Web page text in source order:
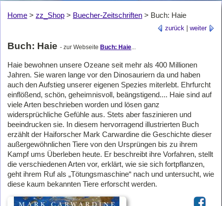
Home > zz_Shop > Buecher-Zeitschriften > Buch: Haie
zurück | weiter
Buch: Haie - zur Webseite Buch: Haie...
Haie bewohnen unsere Ozeane seit mehr als 400 Millionen
Jahren. Sie waren lange vor den Dinosauriern da und haben
auch den Aufstieg unserer eigenen Spezies miterlebt. Ehrfurcht
einflößend, schön, geheimnisvoll, beängstigend.... Haie sind auf
viele Arten beschrieben worden und lösen ganz
widersprüchliche Gefühle aus. Stets aber faszinieren und
beeindrucken sie. In diesem hervorragend illustrierten Buch
erzählt der Haiforscher Mark Carwardine die Geschichte dieser
außergewöhnlichen Tiere von den Ursprüngen bis zu ihrem
Kampf ums Überleben heute. Er beschreibt ihre Vorfahren, stellt
die verschiedenen Arten vor, erklärt, wie sie sich fortpflanzen,
geht ihrem Ruf als „Tötungsmaschine“ nach und untersucht, wie
diese kaum bekannten Tiere erforscht werden.